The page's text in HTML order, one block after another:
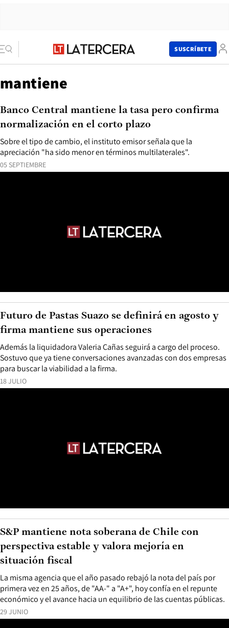
SUSCRÍBETE
mantiene
05 SEPTIEMBRE
Sobre el tipo de cambio, el instituto emisor señala que la
apreciación "ha sido menor en términos multilaterales".
Banco Central mantiene la tasa pero confirma
normalización en el corto plazo
18 JULIO
Además la liquidadora Valeria Cañas seguirá a cargo del proceso.
Sostuvo que ya tiene conversaciones avanzadas con dos empresas
para buscar la viabilidad a la firma.
Futuro de Pastas Suazo se definirá en agosto y
firma mantiene sus operaciones
29 JUNIO
La misma agencia que el año pasado rebajó la nota del país por
primera vez en 25 años, de "AA-" a "A+", hoy confía en el repunte
económico y el avance hacia un equilibrio de las cuentas públicas.
S&P mantiene nota soberana de Chile con
perspectiva estable y valora mejoría en
situación fiscal